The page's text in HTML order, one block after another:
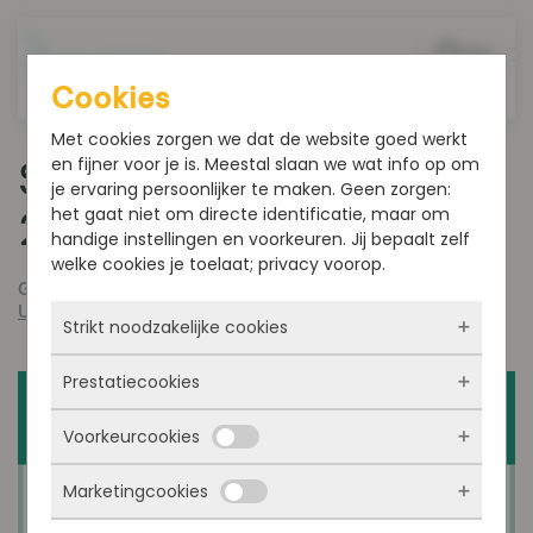
Smultoppers week 20-
2022
Geschreven door
Uncategorized
Cookies
Met cookies zorgen we dat de website goed werkt
en fijner voor je is. Meestal slaan we wat info op om
je ervaring persoonlijker te maken. Geen zorgen:
het gaat niet om directe identificatie, maar om
handige instellingen en voorkeuren. Jij bepaalt zelf
welke cookies je toelaat; privacy voorop.
Strikt noodzakelijke cookies
Deze cookies zorgen ervoor dat de website
überhaupt werkt. Ze zijn dus altijd actief en
kunnen niet worden uitgezet. Meestal worden
ze alleen geplaatst als jij iets doet, zoals
inloggen, een formulier invullen of je
privacyvoorkeuren opslaan. Je kunt je browser
Prestatiecookies
Met deze cookies zien we hoe vaak onze site
bezocht wordt, waar bezoekers vandaan
komen en welke pagina’s populair zijn. Zo
kunnen we de website blijven verbeteren.
Voorkeurcookies
Deze cookies onthouden jouw voorkeuren.
Bijvoorbeeld taalkeuze of ingevulde gegevens.
Marketingcookies